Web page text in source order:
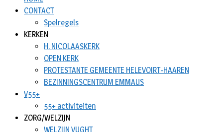
CONTACT
Spelregels
KERKEN
H. NICOLAASKERK
OPEN KERK
PROTESTANTE GEMEENTE HELEVOIRT-HAAREN
BEZINNINGSCENTRUM EMMAUS
V55+
55+ activiteiten
ZORG/WELZIJN
WELZIJN VUGHT